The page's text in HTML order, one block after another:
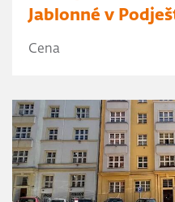
Jablonné v
Cena